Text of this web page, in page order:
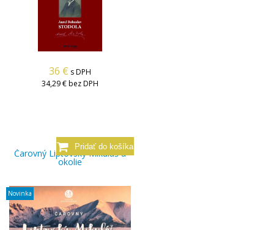
36 € s DPH
34,29 €bez DPH
Čarovný Liptovský Mikuláš a
okolie
Novinka